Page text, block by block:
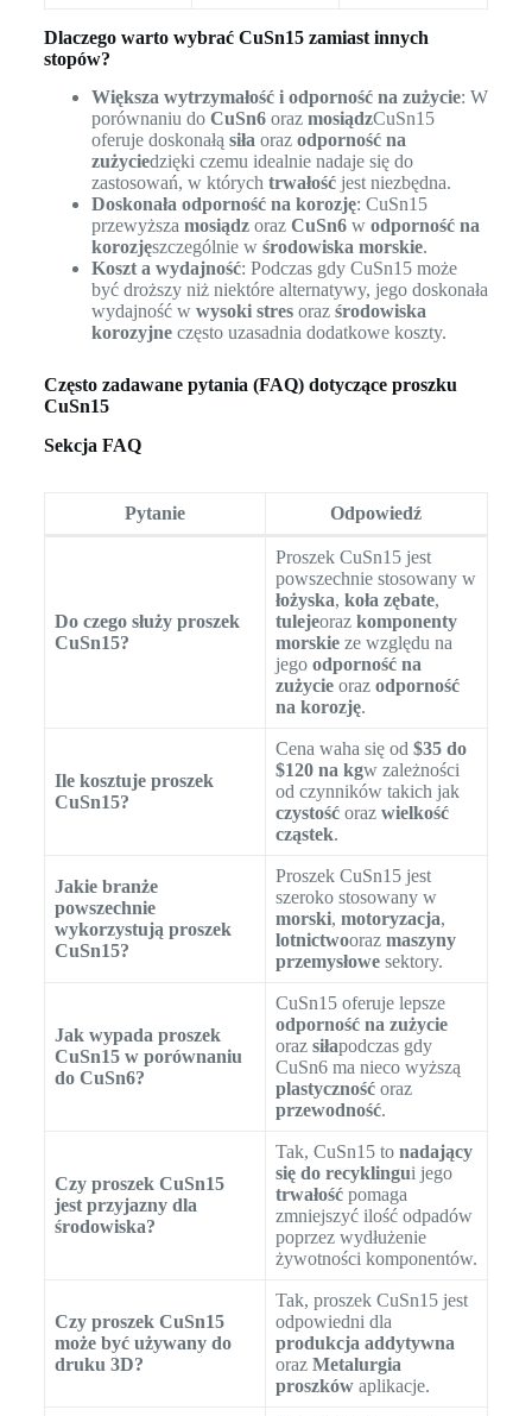
Dlaczego warto wybrać CuSn15 zamiast innych
stopów?
Większa wytrzymałość i odporność na zużycie: W
porównaniu do CuSn6oraz mosiądzCuSn15
oferuje doskonałą siłaoraz odporność na
zużyciedzięki czemu idealnie nadaje się do
zastosowań, w których trwałośćjest niezbędna.
Doskonała odporność na korozję: CuSn15
przewyższa mosiądzoraz CuSn6w odporność na
korozjęszczególnie w środowiska morskie.
Koszt a wydajność: Podczas gdy CuSn15 może
być droższy niż niektóre alternatywy, jego doskonała
wydajność w wysoki stresoraz środowiska
korozyjneczęsto uzasadnia dodatkowe koszty.
Często zadawane pytania (FAQ) dotyczące proszku
CuSn15
Sekcja FAQ
Pytanie Odpowiedź
Do czego służy proszek
CuSn15?
Proszek CuSn15 jest
powszechnie stosowany w
łożyska, koła zębate,
tulejeoraz komponenty
morskieze względu na
jego odporność na
zużycieoraz odporność
na korozję.
Ile kosztuje proszek
CuSn15?
Cena waha się od $35 do
$120 na kgw zależności
od czynników takich jak
czystośćoraz wielkość
cząstek.
Jakie branże
powszechnie
wykorzystują proszek
CuSn15?
Proszek CuSn15 jest
szeroko stosowany w
morski, motoryzacja,
lotnictwooraz maszyny
przemysłowesektory.
Jak wypada proszek
CuSn15 w porównaniu
do CuSn6?
CuSn15 oferuje lepsze
odporność na zużycie
oraz siłapodczas gdy
CuSn6 ma nieco wyższą
plastycznośćoraz
przewodność.
Czy proszek CuSn15
jest przyjazny dla
środowiska?
Tak, CuSn15 to nadający
się do recyklingui jego
trwałośćpomaga
zmniejszyć ilość odpadów
poprzez wydłużenie
żywotności komponentów.
Czy proszek CuSn15
może być używany do
druku 3D?
Tak, proszek CuSn15 jest
odpowiedni dla
produkcja addytywna
oraz Metalurgia
proszkówaplikacje.